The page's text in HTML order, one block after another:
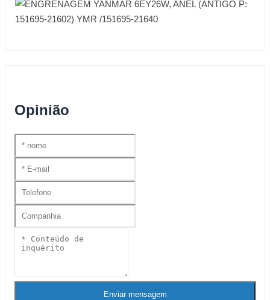
Opinião
Enviar mensagem